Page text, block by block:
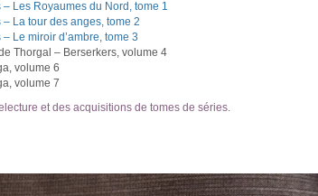
Les Royaumes du Nord, tome 1
La tour des anges, tome 2
Le miroir d’ambre, tome 3
Thorgal – Berserkers, volume 4
volume 6
volume 7
et des acquisitions de tomes de séries.